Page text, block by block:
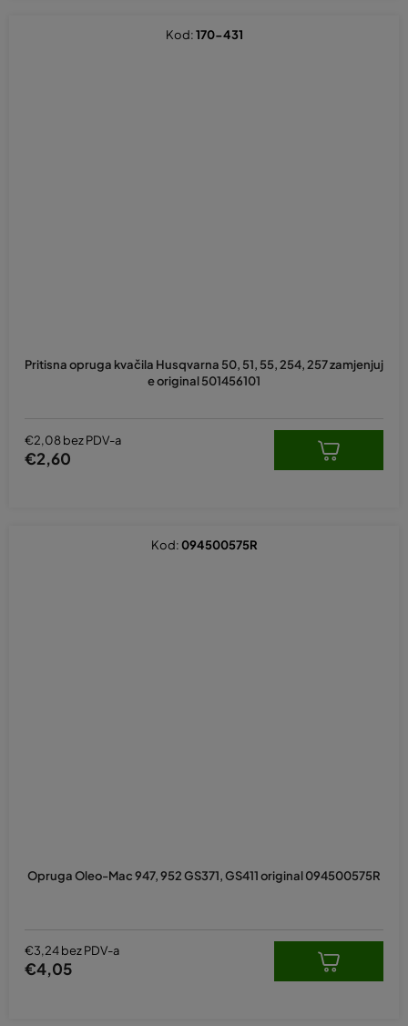
Pritisna opruga kvačila Husqvarna 50, 51, 55, 254, 257 zamjenjuj
e original 501456101
€2,08 bez PDV-a
€2,60
Kod:170-431
Opruga Oleo-Mac 947, 952 GS371, GS411 original 094500575R
€3,24 bez PDV-a
€4,05
Kod:094500575R